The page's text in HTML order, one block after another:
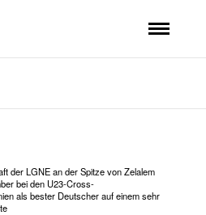
der LGNE an der Spitze von Zelalem
bei den U23-Cross-
als bester Deutscher auf einem sehr